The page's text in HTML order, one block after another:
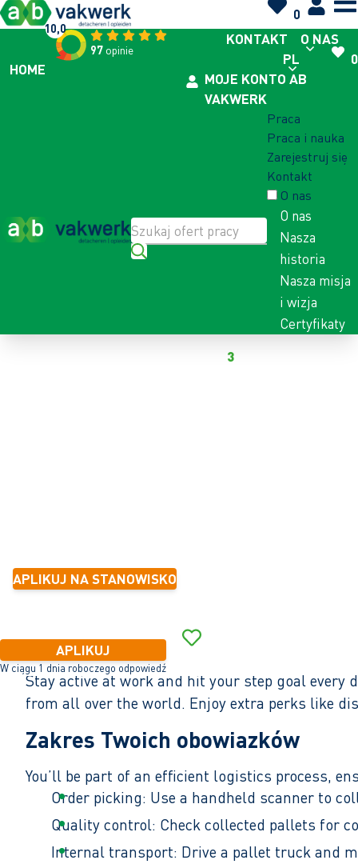
0
HOME
10,0
97 opinie
KONTAKT
O NAS
PL
0
MOJE KONTO AB
VAKWERK
Praca
Praca i nauka
Zarejestruj się
Kontakt
O nas
O nas
Nasza
historia
Nasza misja
i wizja
Certyfikaty
3
APLIKUJ NA STANOWISKO
APLIKUJ
W ciągu 1 dnia roboczego odpowiedź
Stay active at work and hit your step goal every
from all over the world. Enjoy extra perks like
Zakres Twoich obowiazków
You’ll be part of an efficient logistics process,
Order picking: Use a handheld scanner to
Quality control: Check collected pallets for
Internal transport: Drive a pallet truck and